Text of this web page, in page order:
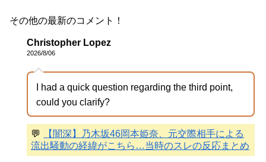
その他の最新のコメント！
Christopher Lopez
2026/8/06
I had a quick question regarding the third point,
could you clarify?
💬
【闇深】乃木坂46岡本姫奈、元交際相手による
流出騒動の経緯がこちら…当時のスレの反応まとめ